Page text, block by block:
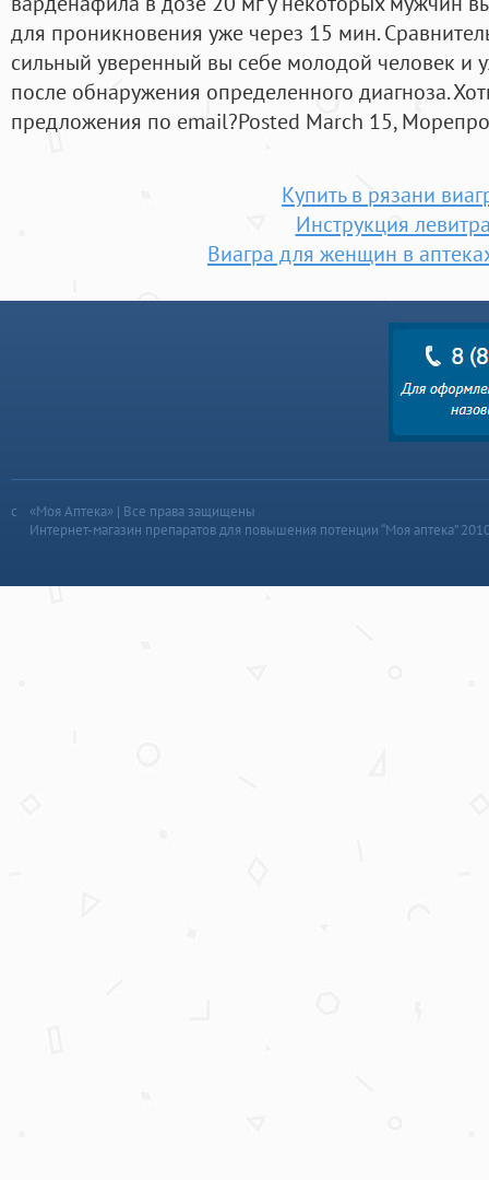
для проникновения уже через 15 мин.
сильный уверенный вы себе молодой человек и
после обнаружения определенного диагноза.
предложения по email?Posted March 15,
Купить в рязани
Инструкция
Виагра для женщин в
«Моя Аптека» | Все права защищены
Интернет-магазин препаратов для повышения потенции “Моя аптека”